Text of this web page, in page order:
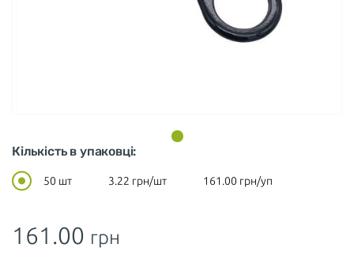
Кількість в упаковці:
50 шт 3.22 грн/шт 161.00 грн/уп
161.00 грн